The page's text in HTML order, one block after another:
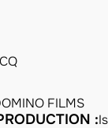
FILMS
: